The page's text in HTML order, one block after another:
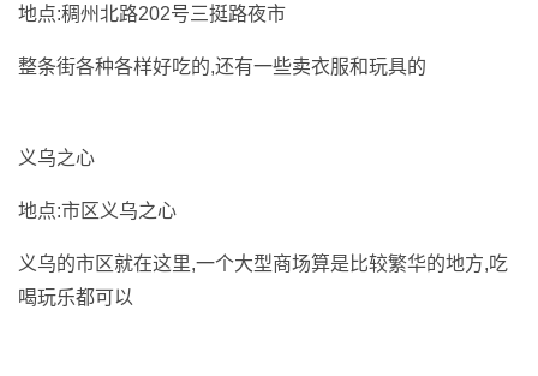
地点:稠州北路202号三挺路夜市
整条街各种各样好吃的,还有一些卖衣服和玩具的
义乌之心
地点:市区义乌之心
义乌的市区就在这里,一个大型商场算是比较繁华的地方,吃
喝玩乐都可以